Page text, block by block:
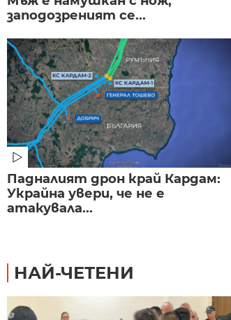
заподозреният се...
Падналият дрон край Кардам:
Украйна увери, че не е
атакувала...
НАЙ-ЧЕТЕНИ